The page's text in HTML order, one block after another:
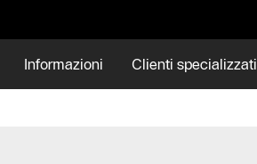
Informazioni Clienti specializzati